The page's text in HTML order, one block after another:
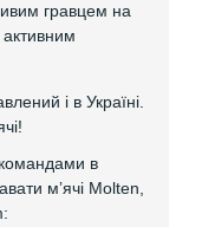
гравцем на
і в Україні.
в
мʼячі Molten,